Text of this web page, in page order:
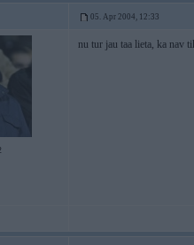
05. Apr 2004, 12:33
nu tur jau taa lieta, ka nav